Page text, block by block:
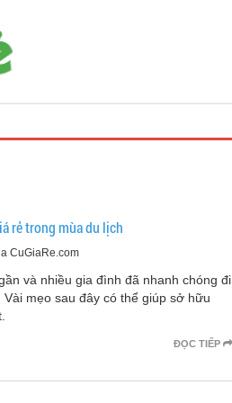
rẻ trong mùa du lịch
CuGiaRe.com
và nhiều gia đình đã nhanh chóng đi
mẹo sau đây có thể giúp sở hữu
ĐỌC TIẾP